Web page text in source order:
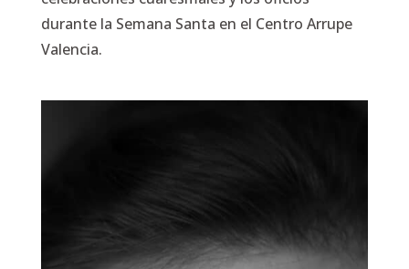
durante la Semana Santa en el Centro Arrupe
Valencia.